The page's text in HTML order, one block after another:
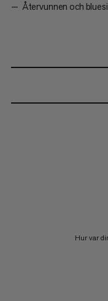
Återvunnen och
Hur var